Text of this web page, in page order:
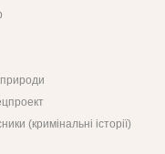
(кримінальні історії)